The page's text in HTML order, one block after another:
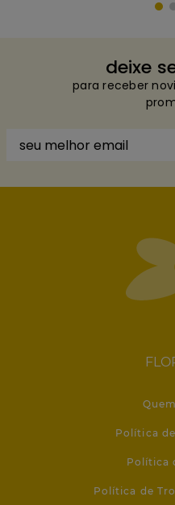
deixe
para receber
Política
Política
Política de